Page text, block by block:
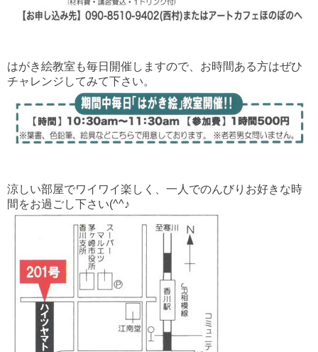
はがき絵教室も毎日開催しますので、お時間ある方はぜひ
チャレンジしてみて下さい。
涼しい部屋でワイワイ楽しく、一人でのんびりお好きな時
間をお過ごし下さい(^^♪